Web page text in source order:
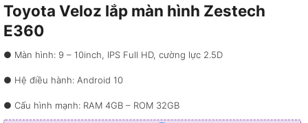
Toyota Veloz lắp màn hình Zestech
E360
● Màn hình: 9 – 10inch, IPS Full HD, cường lực 2.5D
● Hệ điều hành: Android 10
● Cấu hình mạnh: RAM 4GB – ROM 32GB